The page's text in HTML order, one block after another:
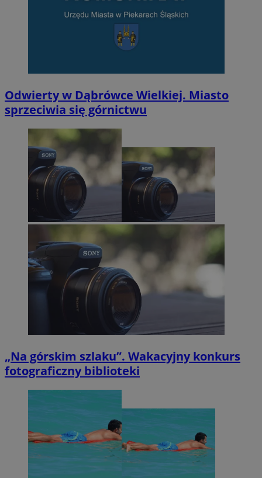
Odwierty w Dąbrówce Wielkiej. Miasto
sprzeciwia się górnictwu
„Na górskim szlaku”. Wakacyjny konkurs
fotograficzny biblioteki